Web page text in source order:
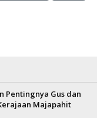
Pentingnya Gus dan
Majapahit